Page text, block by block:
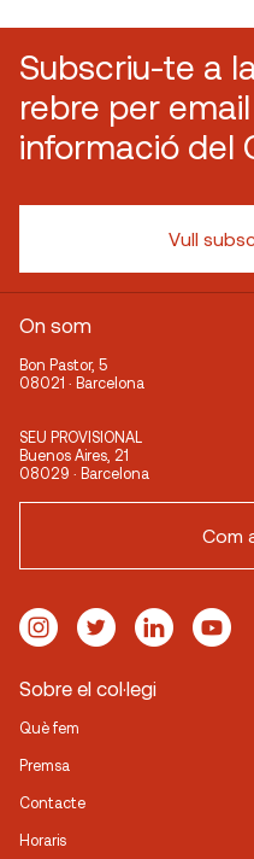
Subscriu-te a
rebre per
informació del
Vull
On som
Bon Pastor, 5
08021 · Barcelona
SEU PROVISIONAL
Buenos Aires, 21
08029 · Barcelona
Com
Sobre el col·legi
Què fem
Premsa
Contacte
Horaris